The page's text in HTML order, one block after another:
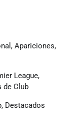
Apariciones,
League,
de Club
Destacados